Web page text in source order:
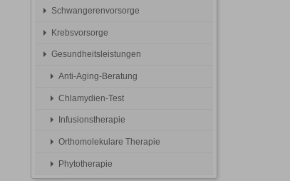
Schwangerenvorsorge
Krebsvorsorge
Gesundheitsleistungen
Anti-Aging-Beratung
Chlamydien-Test
Infusionstherapie
Orthomolekulare Therapie
Phytotherapie